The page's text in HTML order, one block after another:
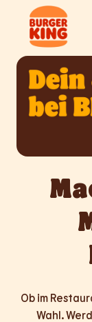
springenStartseite
Ob im
Wahl.